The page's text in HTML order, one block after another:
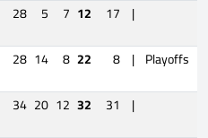
28 5 7 12 17 |
28 14 8 22 8 | Playoffs
34 20 12 32 31
|